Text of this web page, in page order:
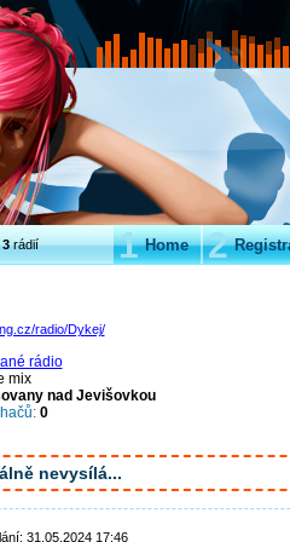
3rádií 2
1 Home
radio/Dykej/
rádio
mix
nad Jevišovkou
0
nevysílá...
31.05.2024 17:46